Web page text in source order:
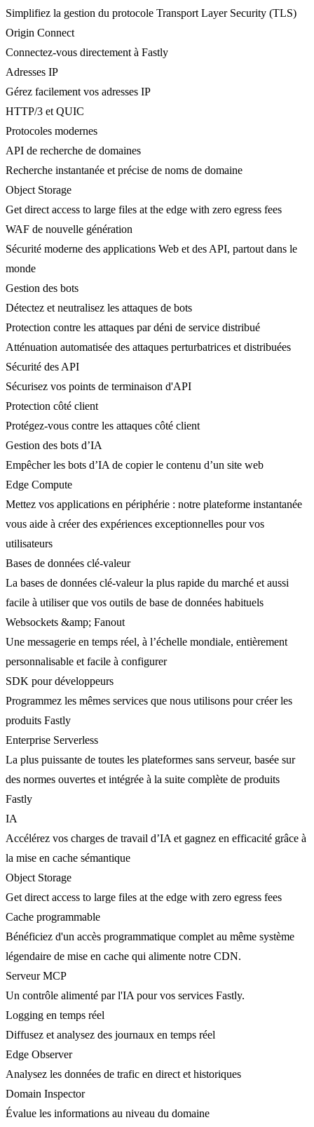
Simplifiez la gestion du protocole Transport Layer Security (TLS)
Origin Connect
Connectez-vous directement à Fastly
Adresses IP
Gérez facilement vos adresses IP
HTTP/3 et QUIC
Protocoles modernes
API de recherche de domaines
Recherche instantanée et précise de noms de domaine
Object Storage
Get direct access to large files at the edge with zero egress fees
WAF de nouvelle génération
Sécurité moderne des applications Web et des API, partout dans le
monde
Gestion des bots
Détectez et neutralisez les attaques de bots
Protection contre les attaques par déni de service distribué
Atténuation automatisée des attaques perturbatrices et distribuées
Sécurité des API
Sécurisez vos points de terminaison d'API
Protection côté client
Protégez-vous contre les attaques côté client
Gestion des bots d’IA
Empêcher les bots d’IA de copier le contenu d’un site web
Edge Compute
Mettez vos applications en périphérie : notre plateforme instantanée
vous aide à créer des expériences exceptionnelles pour vos
utilisateurs
Bases de données clé-valeur
La bases de données clé-valeur la plus rapide du marché et aussi
facile à utiliser que vos outils de base de données habituels
Websockets &amp; Fanout
Une messagerie en temps réel, à l’échelle mondiale, entièrement
personnalisable et facile à configurer
SDK pour développeurs
Programmez les mêmes services que nous utilisons pour créer les
produits Fastly
Enterprise Serverless
La plus puissante de toutes les plateformes sans serveur, basée sur
des normes ouvertes et intégrée à la suite complète de produits
Fastly
IA
Accélérez vos charges de travail d’IA et gagnez en efficacité grâce à
la mise en cache sémantique
Object Storage
Get direct access to large files at the edge with zero egress fees
Cache programmable
Bénéficiez d'un accès programmatique complet au même système
légendaire de mise en cache qui alimente notre CDN.
Serveur MCP
Un contrôle alimenté par l'IA pour vos services Fastly.
Logging en temps réel
Diffusez et analysez des journaux en temps réel
Edge Observer
Analysez les données de trafic en direct et historiques
Domain Inspector
Évalue les informations au niveau du domaine